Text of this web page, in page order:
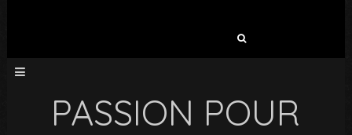
PASSION POUR